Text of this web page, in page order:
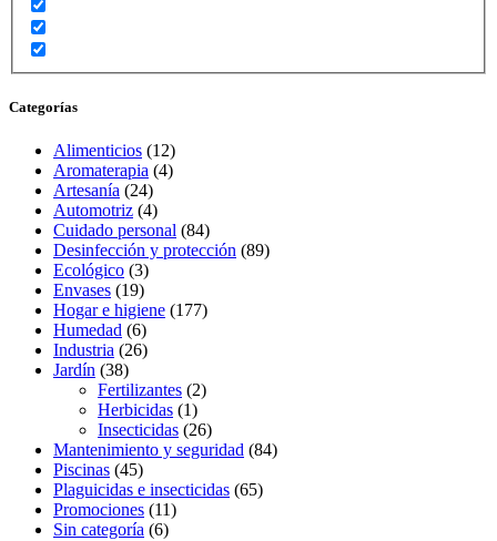
Categorías
Alimenticios (12)
Aromaterapia (4)
Artesanía (24)
Automotriz (4)
Cuidado personal (84)
Desinfección y protección (89)
Ecológico (3)
Envases (19)
Hogar e higiene (177)
Humedad (6)
Industria (26)
Jardín (38)
Fertilizantes (2)
Herbicidas (1)
Insecticidas (26)
Mantenimiento y seguridad (84)
Piscinas (45)
Plaguicidas e insecticidas (65)
Promociones (11)
Sin categoría (6)